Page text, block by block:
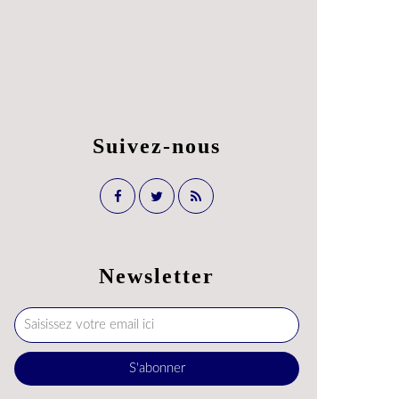
Newsletter
Suivez-nous